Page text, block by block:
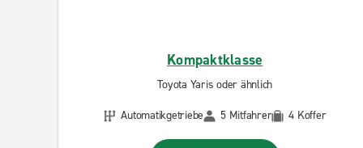
Kompaktklasse
Toyota Yaris oder ähnlich
Automatikgetriebe
5 Mitfahrer 4 Koffer